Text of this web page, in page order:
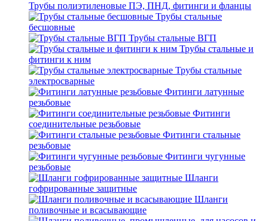
Трубы полиэтиленовые ПЭ, ПНД, фитинги и фланцы
Трубы стальные
бесшовные
Трубы стальные ВГП
Трубы стальные и
фитинги к ним
Трубы стальные
электросварные
Фитинги латунные
резьбовые
Фитинги
соединительные резьбовые
Фитинги стальные
резьбовые
Фитинги чугунные
резьбовые
Шланги
гофрированные защитные
Шланги
поливочные и всасывающие